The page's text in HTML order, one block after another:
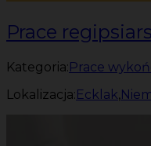
Prace
Kategoria:Prace
Lokalizacja:Ecklak,